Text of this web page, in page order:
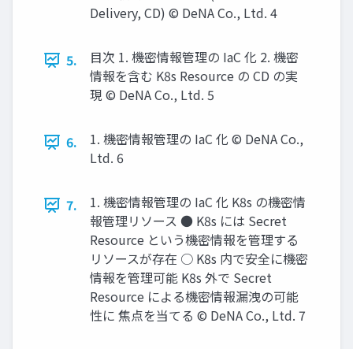
Delivery, CD) © DeNA Co., Ltd. 4
5.
⽬次 1. 機密情報管理の IaC 化 2. 機密
情報を含む K8s Resource の CD の実
現 © DeNA Co., Ltd. 5
6.
1. 機密情報管理の IaC 化 © DeNA Co.,
Ltd. 6
7.
1. 機密情報管理の IaC 化 K8s の機密情
報管理リソース ● K8s には Secret
Resource という機密情報を管理する
リソースが存在 ○ K8s 内で安全に機密
情報を管理可能 K8s 外で Secret
Resource による機密情報漏洩の可能
性に 焦点を当てる © DeNA Co., Ltd. 7